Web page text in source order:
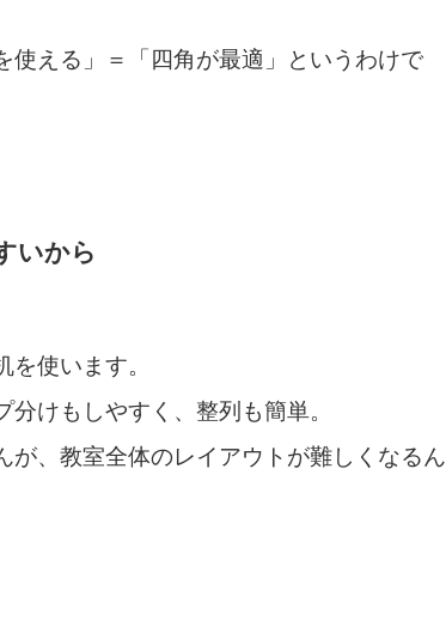
使える」＝「四角が最適」というわけで
いから
使います。
けもしやすく、整列も簡単。
が、教室全体のレイアウトが難しくなるん